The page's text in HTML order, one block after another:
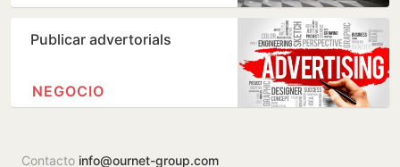
Publicar advertorials
NEGOCIO
Contacto info@ournet-group.com